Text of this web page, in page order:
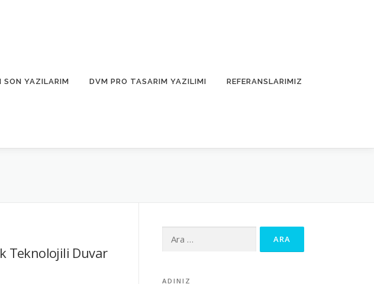
SON YAZILARIM DVM PRO TASARIM YAZILIMI REFERANSLARIMIZ
Teknolojili Duvar
ADINIZ